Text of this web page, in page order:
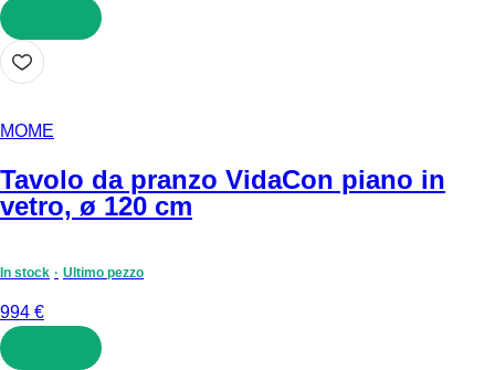
AGGIUNGI
MOME
Tavolo da pranzo VidaCon piano in
vetro, ø 120 cm
In stock Ultimo pezzo
994 €